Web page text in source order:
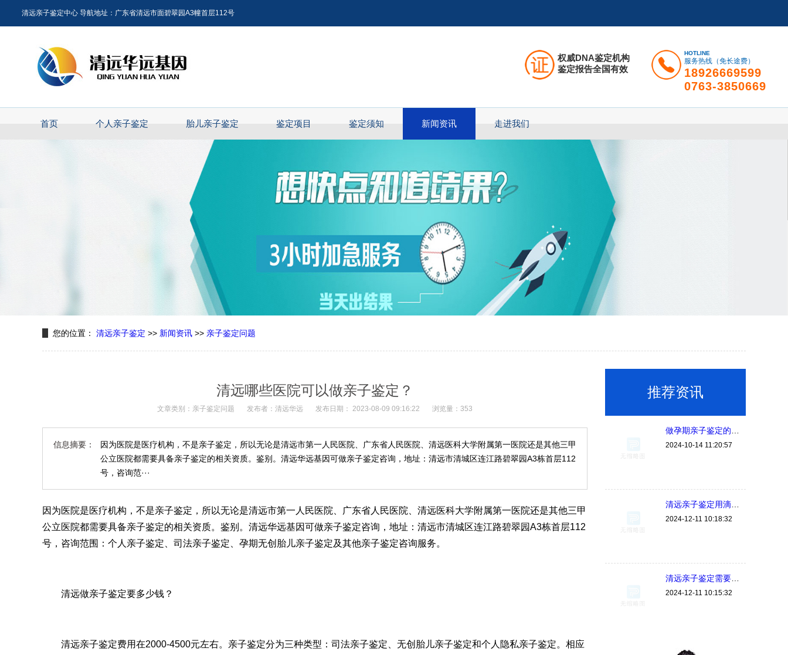
清远亲子鉴定中心 导航地址：广东省清远市面碧翠园A3幢首层112号
权威DNA鉴定机构
鉴定报告全国有效
HOTLINE
服务热线（免长途费）
18926669599
0763-3850669
首页 个人亲子鉴定 胎儿亲子鉴定 鉴定项目 鉴定须知 新闻资讯 走进我们
您的位置： 清远亲子鉴定 >> 新闻资讯 >> 亲子鉴定问题
清远哪些医院可以做亲子鉴定？
文章类别：亲子鉴定问题 发布者：清远华远 发布日期： 2023-08-09 09:16:22 浏览量：353
信息摘要：
因为医院是医疗机构，不是亲子鉴定，所以无论是清远市第一人民医院、广东省人民医院、清远医科大学附属第一医院还是其他三甲
公立医院都需要具备亲子鉴定的相关资质。鉴别。清远华远基因可做亲子鉴定咨询，地址：清远市清城区连江路碧翠园A3栋首层112
号，咨询范···
因为医院是医疗机构，不是亲子鉴定，所以无论是清远市第一人民医院、广东省人民医院、清远医科大学附属第一医院还是其他三甲
公立医院都需要具备亲子鉴定的相关资质。鉴别。清远华远基因可做亲子鉴定咨询，地址：清远市清城区连江路碧翠园A3栋首层112
号，咨询范围：个人亲子鉴定、司法亲子鉴定、孕期无创胎儿亲子鉴定及其他亲子鉴定咨询服务。
清远做亲子鉴定要多少钱？
清远亲子鉴定费用在2000-4500元左右。亲子鉴定分为三种类型：司法亲子鉴定、无创胎儿亲子鉴定和个人隐私亲子鉴定。相应
推荐资讯
2024-10-14 11:20:57
清远亲子鉴定用滴在棉签上的血痕可以吗，可以放多久？
2024-12-11 10:18:32
清远亲子鉴定需要用什么样本，怎么做准确率比较高？
2024-12-11 10:15:32